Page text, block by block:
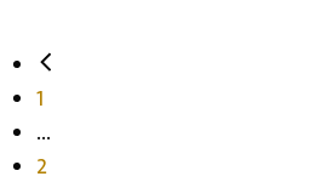
1
...
2